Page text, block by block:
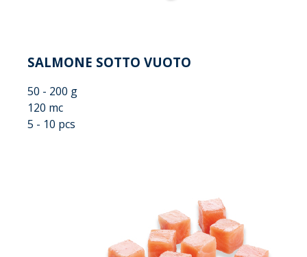
SALMONE SOTTO VUOTO
50 - 200 g
120 mc
5 - 10 pcs